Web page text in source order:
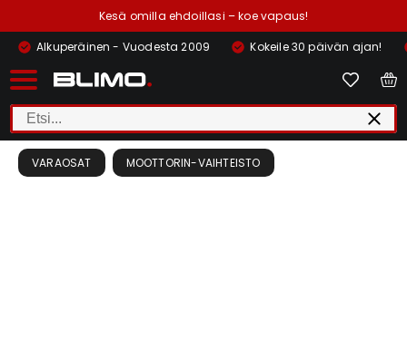
Kesä omilla ehdoillasi – koe vapaus!
Alkuperäinen - Vuodesta 2009
Kokeile 30 päivän ajan!
VARAOSAT MOOTTORIN-VAIHTEISTO